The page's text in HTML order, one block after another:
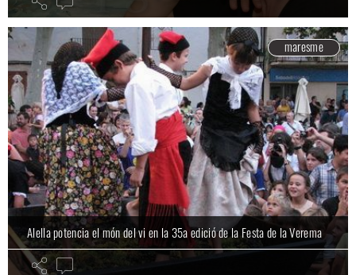
maresme
Alella potencia el món del vi en la 35a edició de la Festa de la Verema
Les vinyes d'Alella preparen vi de 'bon nivell' tot i avançar la collita
Alcaldes de la DO Alella demanen autoestima a viticultors i
restauradors
Alella posa en marxa l'assessoria jurídica a dones